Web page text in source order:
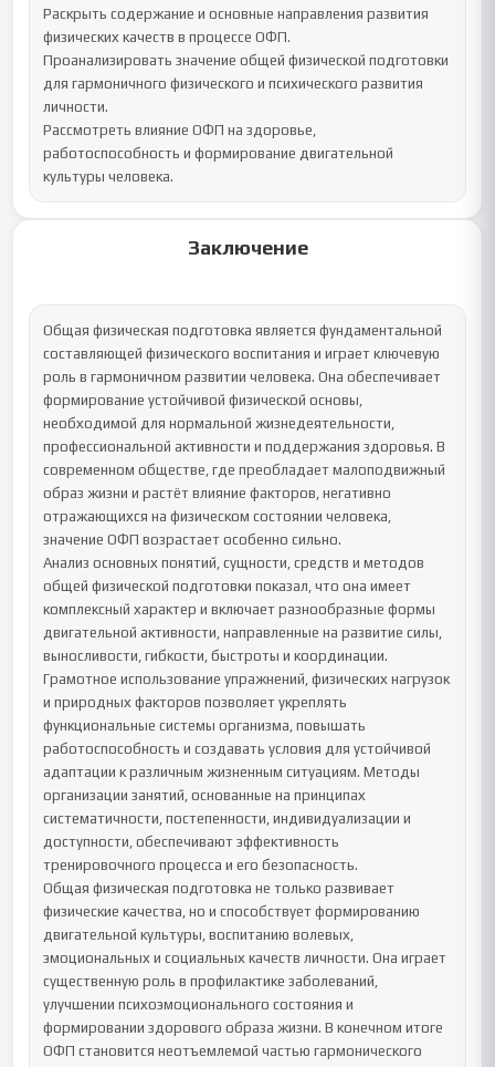
Раскрыть содержание и основные направления развития
физических качеств в процессе ОФП.
Проанализировать значение общей физической подготовки
для гармоничного физического и психического развития
личности.
Рассмотреть влияние ОФП на здоровье,
работоспособность и формирование двигательной
культуры человека.
Заключение
Общая физическая подготовка является фундаментальной
составляющей физического воспитания и играет ключевую
роль в гармоничном развитии человека. Она обеспечивает
формирование устойчивой физической основы,
необходимой для нормальной жизнедеятельности,
профессиональной активности и поддержания здоровья. В
современном обществе, где преобладает малоподвижный
образ жизни и растёт влияние факторов, негативно
отражающихся на физическом состоянии человека,
значение ОФП возрастает особенно сильно.
Анализ основных понятий, сущности, средств и методов
общей физической подготовки показал, что она имеет
комплексный характер и включает разнообразные формы
двигательной активности, направленные на развитие силы,
выносливости, гибкости, быстроты и координации.
Грамотное использование упражнений, физических нагрузок
и природных факторов позволяет укреплять
функциональные системы организма, повышать
работоспособность и создавать условия для устойчивой
адаптации к различным жизненным ситуациям. Методы
организации занятий, основанные на принципах
систематичности, постепенности, индивидуализации и
доступности, обеспечивают эффективность
тренировочного процесса и его безопасность.
Общая физическая подготовка не только развивает
физические качества, но и способствует формированию
двигательной культуры, воспитанию волевых,
эмоциональных и социальных качеств личности. Она играет
существенную роль в профилактике заболеваний,
улучшении психоэмоционального состояния и
формировании здорового образа жизни. В конечном итоге
ОФП становится неотъемлемой частью гармонического